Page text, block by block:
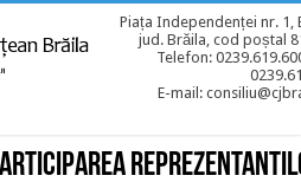
Piața Independenței nr. 1,
jud. Brăila, cod poștal
Telefon:
E-mail: